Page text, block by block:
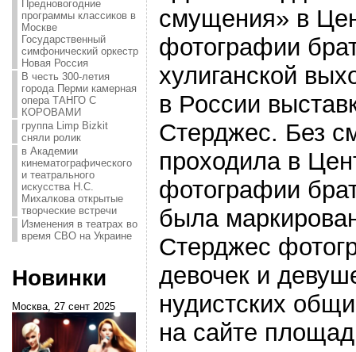
Предновогодние
программы классиков в
Москве
Государственный
симфонический оркестр
Новая Россия
В честь 300-летия
города Перми камерная
опера ТАНГО С
КОРОВАМИ
группа Limp Bizkit
сняли ролик
в Академии
кинематографического
и театрального
искусства Н.С.
Михалкова открытые
творческие встречи
Изменения в театрах во
время СВО на Украине
Новинки
Москва, 27 сент 2025
смущения» в
фотографии
хулиганской
в России
Стерджес. Без
проходила в
фотографии
была
Стерджес
девочек и
нудистских
на сайте